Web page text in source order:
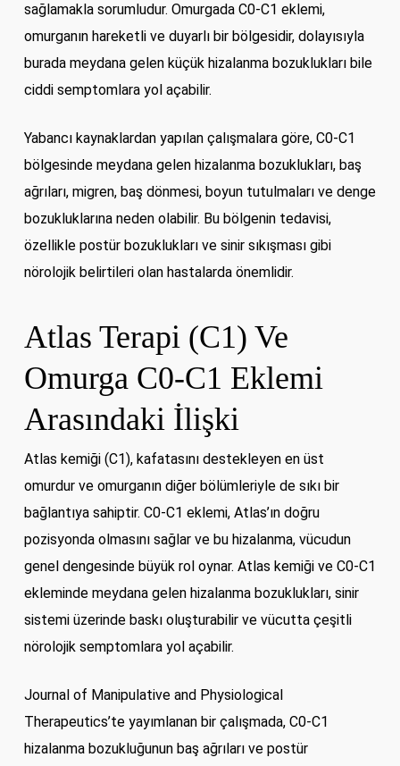
sağlamakla sorumludur. Omurgada C0-C1 eklemi,
omurganın hareketli ve duyarlı bir bölgesidir, dolayısıyla
burada meydana gelen küçük hizalanma bozuklukları bile
ciddi semptomlara yol açabilir.
Yabancı kaynaklardan yapılan çalışmalara göre, C0-C1
bölgesinde meydana gelen hizalanma bozuklukları, baş
ağrıları, migren, baş dönmesi, boyun tutulmaları ve denge
bozukluklarına neden olabilir. Bu bölgenin tedavisi,
özellikle postür bozuklukları ve sinir sıkışması gibi
nörolojik belirtileri olan hastalarda önemlidir.
Atlas Terapi (C1) Ve
Omurga C0-C1 Eklemi
Arasındaki İlişki
Atlas kemiği (C1), kafatasını destekleyen en üst
omurdur ve omurganın diğer bölümleriyle de sıkı bir
bağlantıya sahiptir. C0-C1 eklemi, Atlas’ın doğru
pozisyonda olmasını sağlar ve bu hizalanma, vücudun
genel dengesinde büyük rol oynar. Atlas kemiği ve C0-C1
ekleminde meydana gelen hizalanma bozuklukları, sinir
sistemi üzerinde baskı oluşturabilir ve vücutta çeşitli
nörolojik semptomlara yol açabilir.
Journal of Manipulative and Physiological
Therapeutics’te yayımlanan bir çalışmada, C0-C1
hizalanma bozukluğunun baş ağrıları ve postür